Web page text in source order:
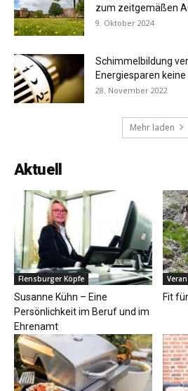
zum zeitgemäßen
9. Oktober 2024
Schimmelbildung
Energiesparen
28. November 2022
Mehr laden
Aktuell
Flensburger Köpfe
Susanne Kühn – Eine
Persönlichkeit im Beruf und im
Ehrenamt
Fit